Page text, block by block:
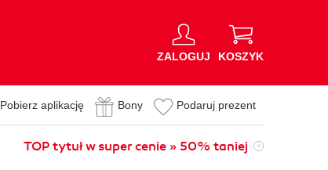
ZALOGUJ KOSZYK
Pobierz aplikację Bony Podaruj prezent
TOP tytuł w super cenie » 50% taniej